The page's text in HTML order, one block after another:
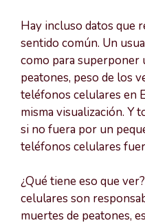
Hay incluso datos que
sentido común. Un
como para superponer
peatones, peso de los
teléfonos celulares en
misma visualización. Y
si no fuera por un
teléfonos celulares
¿Qué tiene eso que
celulares son
muertes de peatones,